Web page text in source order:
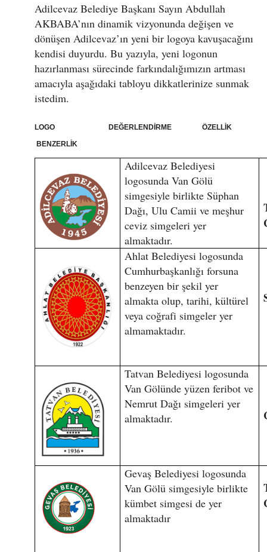
Adilcevaz Belediye Başkanı Sayın Abdullah
AKBABA’nın dinamik vizyonunda değişen ve
dönüşen Adilcevaz’ın yeni bir logoya kavuşacağını
kendisi duyurdu. Bu yazıyla, yeni logonun
hazırlanması sürecinde farkındalığımızın artması
amacıyla aşağıdaki tabloyu dikkatlerinize sunmak
istedim.
LOGO DEĞERLENDİRME ÖZELLİK
BENZERLİK
Adilcevaz Belediyesi
logosunda Van Gölü
simgesiyle birlikte Süphan
Dağı, Ulu Camii ve meşhur
ceviz simgeleri yer
almaktadır.
Ahlat Belediyesi logosunda
Cumhurbaşkanlığı forsuna
benzeyen bir şekil yer
almakta olup, tarihi, kültürel
veya coğrafi simgeler yer
almamaktadır.
Tatvan Belediyesi logosunda
Van Gölünde yüzen feribot ve
Nemrut Dağı simgeleri yer
almaktadır.
Gevaş Belediyesi logosunda
Van Gölü simgesiyle birlikte
kümbet simgesi de yer
almaktadır